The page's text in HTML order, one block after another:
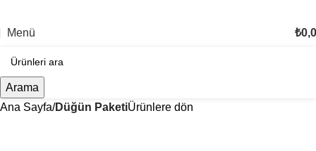
Menü ₺
Arama
Ana Sayfa Düğün PaketiÜrünlere dön